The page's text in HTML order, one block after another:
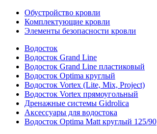
Обустройство кровли
Комплектующие кровли
Элементы безопасности кровли
Водосток
Водосток Grand Line
Водосток Grand Line пластиковый
Водосток Optima круглый
Водосток Vortex (Lite, Mix, Project)
Водосток Vortex прямоугольный
Дренажные системы Gidrolica
Аксессуары для водостока
Водосток Optima Matt круглый 125/90